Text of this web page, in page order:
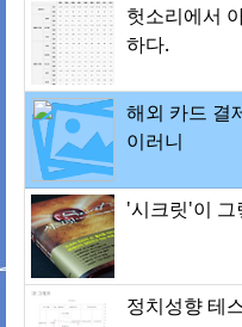
헛소리에서
하다.
해외 카드 결
이러니
'시크릿'이 그
정치성향 테